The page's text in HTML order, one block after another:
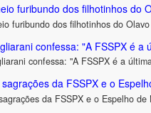
furibundo dos filhotinhos do
furibundo dos filhotinhos do
confessa: "A FSSPX é a
confessa: "A FSSPX é a
da FSSPX e o
da FSSPX e o Espelho de